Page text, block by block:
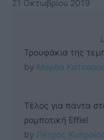
21 Οκτωβρίου 2019
Τρουφάκια της
by Μάρθα
Τέλος για πάντα
ρομποτική Effie!
by Πέτρος